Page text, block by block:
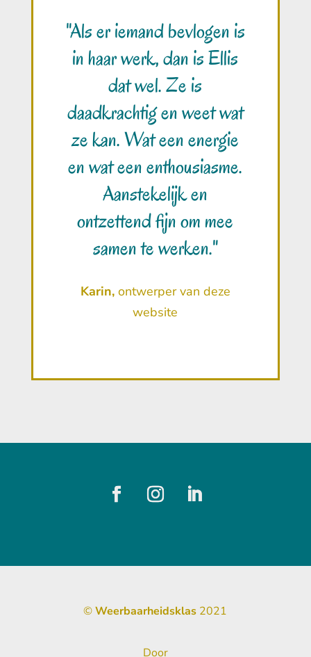
"Als er iemand bevlogen is
in haar werk, dan is Ellis
dat wel. Ze is
daadkrachtig en weet wat
ze kan. Wat een energie
en wat een enthousiasme.
Aanstekelijk en
ontzettend fijn om mee
samen te werken."
Karin, ontwerper van deze
website
© Weerbaarheidsklas 2021
Door